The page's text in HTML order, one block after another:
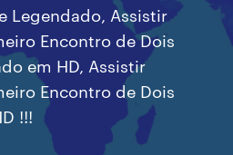
Legendado, Assistir
Encontro de Dois
em HD, Assistir
Encontro de Dois
!!!